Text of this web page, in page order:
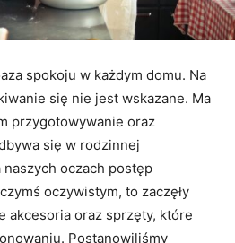
spokoju w każdym domu. Na
się nie jest wskazane. Ma
przygotowywanie oraz
się w rodzinnej
oczach postęp
oczywistym, to zaczęły
akcesoria oraz sprzęty, które
Postanowiliśmy